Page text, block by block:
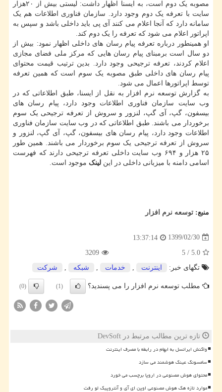
مصوبه یک دوم است، به ایسنا اظهار داشت: لیستی بیش از ۲۰هزار
سایت با تعرفه یک دوم وجود دارد. سازمان فناوری اطلاعات هم یک
سامانه دارد که آنجا اعلام می کنند آی پی باید داخلی باشد و سپس به
اپراتور اعلام می شود که تعرفه را یک دوم کند.
او همینطور درباره تعرفه پیام رسان های داخلی اظهار نمود: بیش از
دو سال است برمبنای پیام رسان هایی که مرکز ملی فضای مجازی
اعلام کردند، تعرفه ترجیحی وجود دارد. بدین ترتیب قیمت محتوای
پیام رسان های داخلی طبق مصوبه یک سوم است که همین تعرفه
توسط اپراتورها اعمال می شود.
به گزارش توسعه نرم افزار به نقل از ایسنا، طبق اطلاعاتی که در
وب سایت سازمان فناوری اطلاعات وجود دارد، پیام رسان های
بیسفون، گپ، آی گپ، لنزور و سروش از تعرفه ترجیحی یک سوم
برخوردار می باشند. طبق اطلاعاتی که در وب سایت سازمان فناوری
اطلاعات وجود دارد، پیام رسان های بیسفون، گپ، آی گپ، لنزور و
سروش از تعرفه ترجیحی یک سوم برخوردار می باشند. همین طور
۲۵ هزار و ۶۹۴ وب سایت داخلی تعرفه ترجیحی دارند که فهرست
اسامی دامنه با میزبانی داخلی در این لینک موجود است.
منبع: توسعه نرم افزار
1399/02/30
13:37:14
5.0
/
5
3209
تگهای خبر:
اینترنت خدمات شبكه شركت
مطلب توسعه نرم افزار را می پسندید؟ (1)
(0)
تازه ترین مطالب مرتبط در DevSoft
واکنش ایرانسل به ابهام در رابطه با مصرف اینترنت
سامسونگ عینک هوشمند می سازد
محتوای هوش مصنوعی در اروپا برچسب می خورد
موارد تازه هک هوش مصنوعی اوپن ای آی و آنتروپیک لو رفت